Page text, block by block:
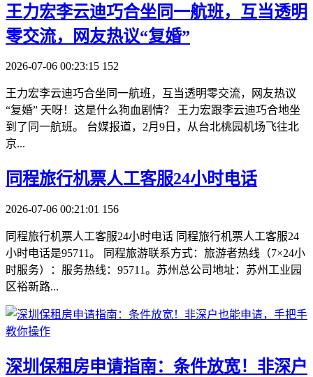
​王力宏李云迪巧合坐同一航班，互当透明
零交流，网友热议“复婚”
2026-07-06 00:23:15 152
王力宏李云迪巧合坐同一航班，互当透明零交流，网友热议
“复婚” 天呀！这是什么狗血剧情？ 王力宏跟李云迪巧合地坐
到了同一航班。 台媒报道，2月9日，从台北桃园机场飞往北
京...
​同程旅行机票人工客服24小时电话
2026-07-06 00:21:01 156
同程旅行机票人工客服24小时电话 同程旅行机票人工客服24
小时电话是95711。 同程旅游联系方式：旅游者热线（7×24小
时服务）：服务热线：95711。苏州总公司地址：苏州工业园
区裕新路...
​深圳保租房申请指南：条件放宽！非深户